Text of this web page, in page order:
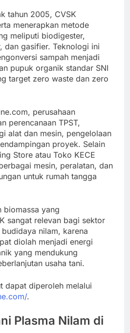
tahun 2005, CVSK
menerapkan metode
meliputi biodigester,
dan gasifier. Teknologi ini
sampah menjadi
pupuk organik standar SNI
target zero waste dan zero
perusahaan
perencanaan TPST,
alat dan mesin, pengelolaan
proyek. Selain
Store atau Toko KECE
mesin, peralatan, dan
untuk rumah tangga
biomassa yang
sangat relevan bagi sektor
nilam, karena
diolah menjadi energi
yang mendukung
usaha tani.
dapat diperoleh melalui
.
Plasma Nilam di